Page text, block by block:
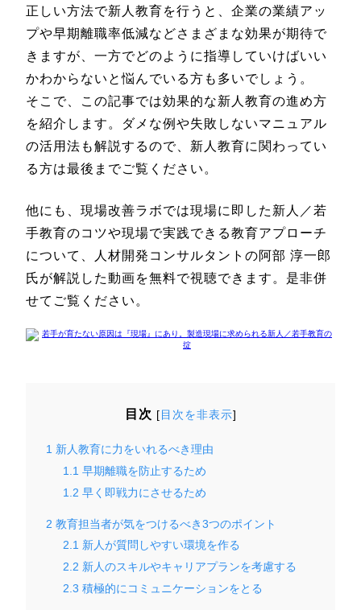
正しい方法で新人教育を行うと、企業の業績アッ
プや早期離職率低減などさまざまな効果が期待で
きますが、一方でどのように指導していけばいい
かわからないと悩んでいる方も多いでしょう。
そこで、この記事では効果的な新人教育の進め方
を紹介します。ダメな例や失敗しないマニュアル
の活用法も解説するので、新人教育に関わってい
る方は最後までご覧ください。
他にも、現場改善ラボでは現場に即した新人／若
手教育のコツや現場で実践できる教育アプローチ
について、人材開発コンサルタントの阿部 淳一郎
氏が解説した動画を無料で視聴できます。是非併
せてご覧ください。
目次 [目次を非表示]
1 新人教育に力をいれるべき理由
1.1 早期離職を防止するため
1.2 早く即戦力にさせるため
2 教育担当者が気をつけるべき3つのポイント
2.1 新人が質問しやすい環境を作る
2.2 新人のスキルやキャリアプランを考慮する
2.3 積極的にコミュニケーションをとる